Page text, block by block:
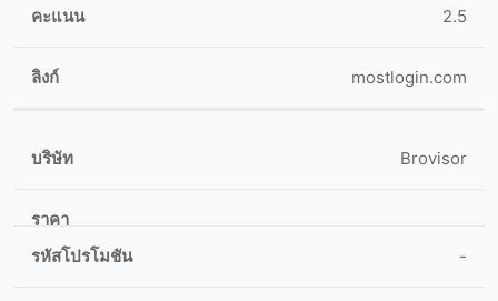
2.5
mostlogin.com
Brovisor
-